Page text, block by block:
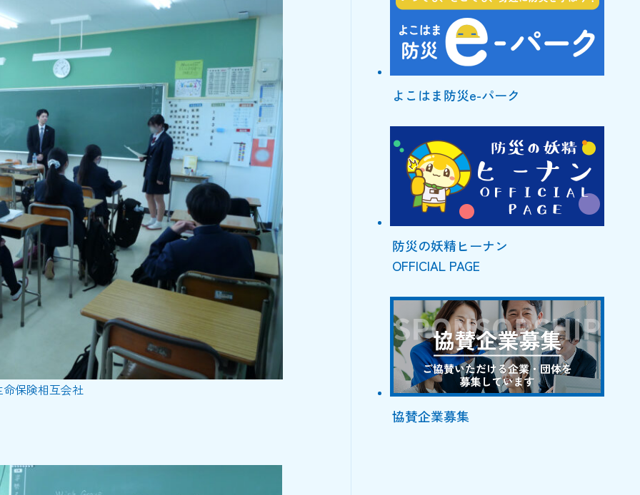
保険相互会社
よこはま防災e-パーク
防災の妖精ヒーナン
OFFICIAL PAGE
協賛企業募集